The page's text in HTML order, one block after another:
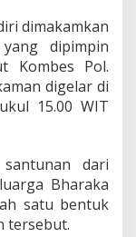
dimakamkan
dipimpin
Kombes Pol.
digelar di
15.00 WIT
dari
Bharaka
satu bentuk
tersebut.